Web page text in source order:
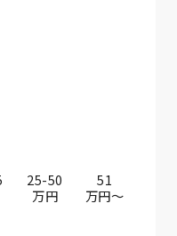
25-50
万円
51
万円〜